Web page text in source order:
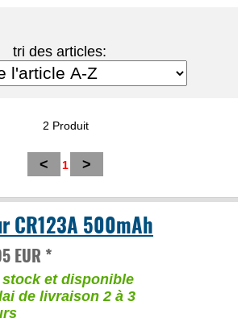
tri des articles:
2 Produit
< 1 >
CR123A 500mAh
EUR *
stock et disponible
de livraison 2 à 3